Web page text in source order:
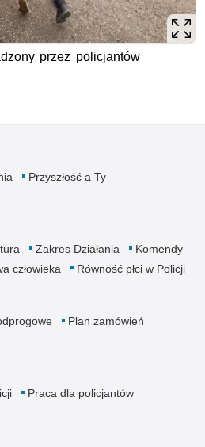
przez policjantów
Przyszłość a Ty
Zakres Działania
Komendy
człowieka Równość płci w Policji
Plan zamówień
Praca dla policjantów